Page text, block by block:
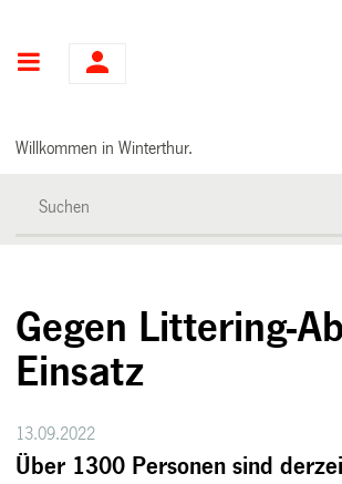
Hauptnavigation
Willkommen in Winterthur.
Gegen Littering-
Einsatz
13.09.2022
Über 1300 Personen sind